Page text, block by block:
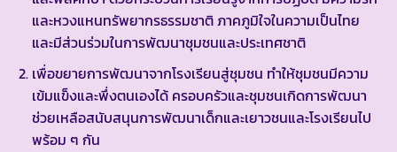
และหวงแหนทรัพยากรธรรมชาติ ภาคภูมิใจในความเป็นไทย
และมีส่วนร่วมในการพัฒนาชุมชนและประเทศชาติ
เพื่อขยายการพัฒนาจากโรงเรียนสู่ชุมชน ทำให้ชุมชนมีความ
เข้มแข็งและพึ่งตนเองได้ ครอบครัวและชุมชนเกิดการพัฒนา
ช่วยเหลือสนับสนุนการพัฒนาเด็กและเยาวชนและโรงเรียนไป
พร้อม ๆ กัน